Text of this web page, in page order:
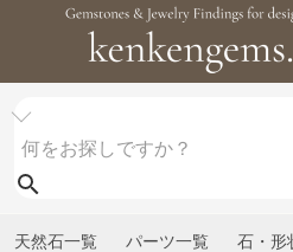
天然石一覧 パーツ一覧 石・形